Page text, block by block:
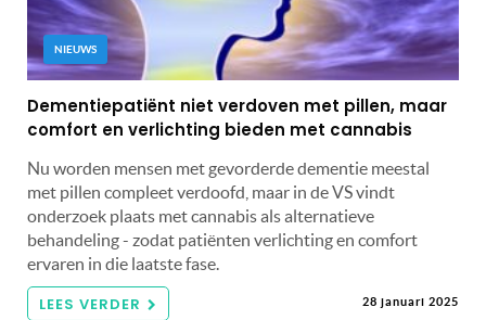
NIEUWS
Dementiepatiënt niet verdoven met pillen, maar
comfort en verlichting bieden met cannabis
Nu worden mensen met gevorderde dementie meestal
met pillen compleet verdoofd, maar in de VS vindt
onderzoek plaats met cannabis als alternatieve
behandeling - zodat patiënten verlichting en comfort
ervaren in die laatste fase.
LEES VERDER 28 januari 2025